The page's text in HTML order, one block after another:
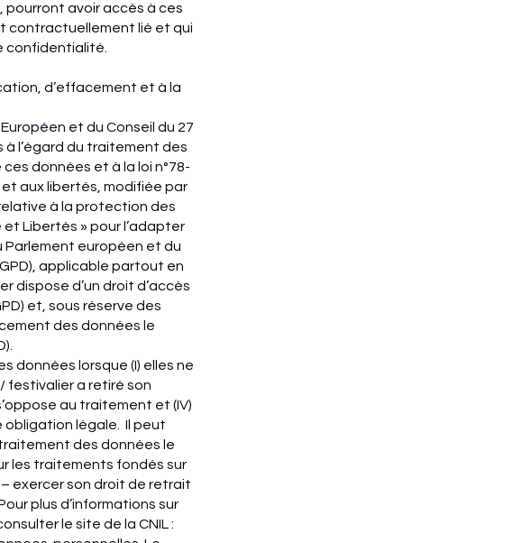
pourront avoir accès à ces
contractuellement lié et qui
confidentialité.
d’effacement et à la
et du Conseil du 27
l’égard du traitement des
données et à la loi n°78-
et aux libertés, modifiée par
relative à la protection des
Libertés » pour l’adapter
Parlement européen et du
applicable partout en
dispose d’un droit d’accès
et, sous réserve des
des données le
données lorsque (I) elles ne
festivalier a retiré son
au traitement et (IV)
obligation légale. Il peut
des données le
les traitements fondés sur
exercer son droit de retrait
plus d’informations sur
le site de la CNIL :